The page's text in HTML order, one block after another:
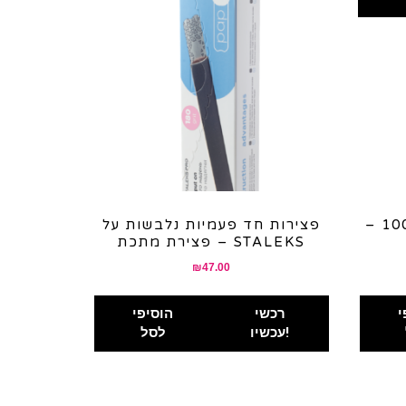
פצירות חד פעמיות נלבשות על
פצירת מתכת – STALEKS
₪47.00
הוסיפי
לסל
רכשי
עכשיו!
פצירה ברמת גסות 100/100 –